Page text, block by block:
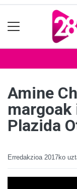
Amine
margoak
Plazida
Erredakzioa 2017ko